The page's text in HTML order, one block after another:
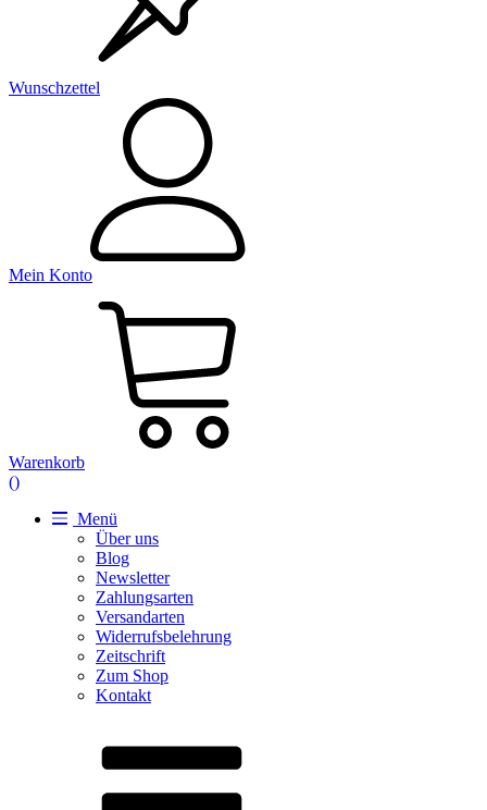
Wunschzettel
Mein Konto
Warenkorb
()
Menü
Über uns
Blog
Newsletter
Zahlungsarten
Versandarten
Widerrufsbelehrung
Zeitschrift
Zum Shop
Kontakt